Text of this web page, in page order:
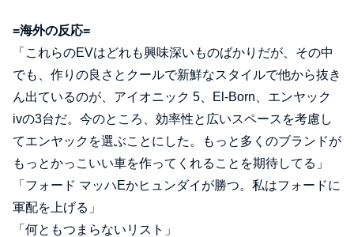
=海外の反応=
「これらのEVはどれも興味深いものばかりだが、その中
でも、作りの良さとクールで新鮮なスタイルで他から抜き
ん出ているのが、アイオニック 5、El-Born、エンヤック
ivの3台だ。今のところ、効率性と広いスペースを考慮し
てエンヤックを選ぶことにした。もっと多くのブランドが
もっとかっこいい車を作ってくれることを期待してる」
「フォード マッハEかヒュンダイが勝つ。私はフォードに
軍配を上げる」
「何ともつまらないリスト」